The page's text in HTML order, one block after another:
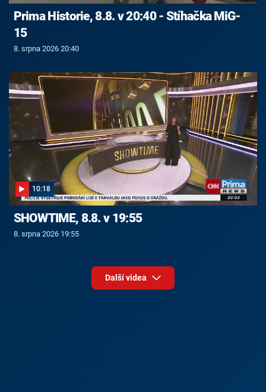
Prima Historie, 8.8. v 20:40 - Stíhačka MiG-
15
8. srpna 2026 20:40
10:18
SHOWTIME, 8.8. v 19:55
8. srpna 2026 19:55
Další videa